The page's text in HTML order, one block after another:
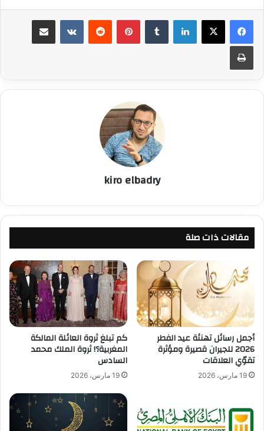
لينكدإن بينتيريست مشاركة عبر البريد
طباعة
kiro elbadry
مقالات ذات صلة
أجمل رسائل تهنئة عيد الفطر
2026 للجيران قصيرة ومؤثرة
تقوّي العلاقات
19 مارس، 2026
كم تبلغ ثروة العائلة المالكة
المغربية؟! ثروة الملك محمد
السادس
19 مارس، 2026